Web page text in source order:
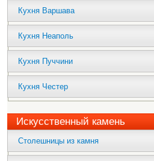
Кухня Варшава
Кухня Неаполь
Кухня Пуччини
Кухня Честер
Искусственный камень
Столешницы из камня